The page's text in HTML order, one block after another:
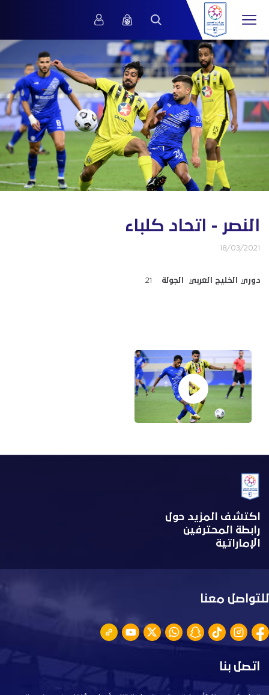
النصر - اتحاد كلباء
18/03/2021
دوري الخليج العربي الجولة 21
اكتشف المزيد حول
رابطة المحترفين
الإماراتية
للتواصل معنا
اتصل بنا